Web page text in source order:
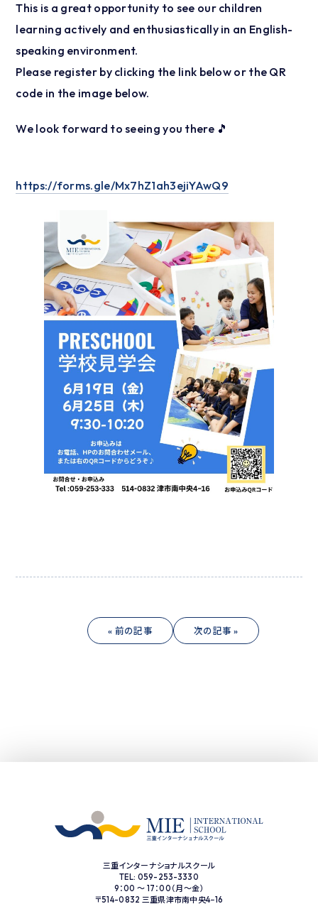
This is a great opportunity to see our children
learning actively and enthusiastically in an English-
speaking environment.
Please register by clicking the link below or the QR
code in the image below.
We look forward to seeing you there 🎵
https://forms.gle/Mx7hZ1ah3ejiYAwQ9
« 前の記事 次の記事 »
三重インターナショナルスクール
TEL: 059-253-3330
9：00 ～ 17：00（月〜金）
〒514-0832 三重県津市南中央4−16